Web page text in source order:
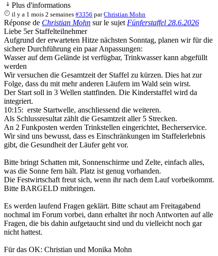
Plus d'informations
il y a 1 mois 2 semaines #3356 parChristian Mohn
Réponse de Christian Mohn sur le sujet Fünferstaffel 28.6.2026
Liebe 5er Staffelteilnehmer
Aufgrund der erwarteten Hitze nächsten Sonntag, planen wir für die
sichere Durchführung ein paar Anpassungen:
Wasser auf dem Gelände ist verfügbar, Trinkwasser kann abgefüllt
werden
Wir versuchen die Gesamtzeit der Staffel zu kürzen. Dies hat zur
Folge, dass du mit mehr anderen Läufern im Wald sein wirst.
Der Start soll in 3 Wellen stattfinden. Die Kinderstaffel wird da
integriert.
10:15: erste Startwelle, anschliessend die weiteren.
Als Schlussresultat zählt die Gesamtzeit aller 5 Strecken.
An 2 Funkposten werden Trinkstellen eingerichtet, Becherservice.
Wir sind uns bewusst, dass es Einschränkungen im Staffelerlebnis
gibt, die Gesundheit der Läufer geht vor.
Bitte bringt Schatten mit, Sonnenschirme und Zelte, einfach alles,
was die Sonne fern hält. Platz ist genug vorhanden.
Die Festwirtschaft freut sich, wenn ihr nach dem Lauf vorbeikommt.
Bitte BARGELD mitbringen.
Es werden laufend Fragen geklärt. Bitte schaut am Freitagabend
nochmal im Forum vorbei, dann erhaltet ihr noch Antworten auf alle
Fragen, die bis dahin aufgetaucht sind und du vielleicht noch gar
nicht hattest.
Für das OK: Christian und Monika Mohn